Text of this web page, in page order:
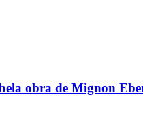
obra de Mignon